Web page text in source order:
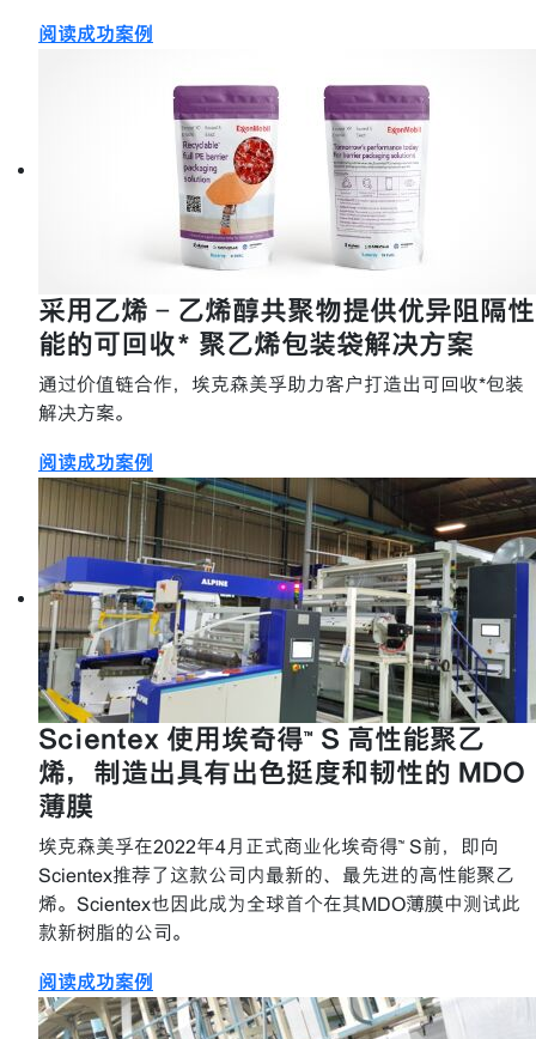
阅读成功案例
采用乙烯 - 乙烯醇共聚物提供优异阻隔性
能的可回收* 聚乙烯包装袋解决方案
通过价值链合作，埃克森美孚助力客户打造出可回收*包装
解决方案。
阅读成功案例
Scientex 使用埃奇得™ S 高性能聚乙
烯，制造出具有出色挺度和韧性的 MDO
薄膜
埃克森美孚在2022年4月正式商业化埃奇得™ S前，即向
Scientex推荐了这款公司内最新的、最先进的高性能聚乙
烯。Scientex也因此成为全球首个在其MDO薄膜中测试此
款新树脂的公司。
阅读成功案例